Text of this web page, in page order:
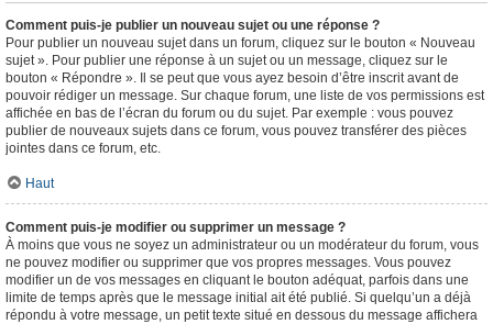
Comment puis-je publier un nouveau sujet ou une réponse ?
Pour publier un nouveau sujet dans un forum, cliquez sur le bouton « Nouveau
sujet ». Pour publier une réponse à un sujet ou un message, cliquez sur le
bouton « Répondre ». Il se peut que vous ayez besoin d’être inscrit avant de
pouvoir rédiger un message. Sur chaque forum, une liste de vos permissions est
affichée en bas de l’écran du forum ou du sujet. Par exemple : vous pouvez
publier de nouveaux sujets dans ce forum, vous pouvez transférer des pièces
jointes dans ce forum, etc.
Haut
Comment puis-je modifier ou supprimer un message ?
À moins que vous ne soyez un administrateur ou un modérateur du forum, vous
ne pouvez modifier ou supprimer que vos propres messages. Vous pouvez
modifier un de vos messages en cliquant le bouton adéquat, parfois dans une
limite de temps après que le message initial ait été publié. Si quelqu’un a déjà
répondu à votre message, un petit texte situé en dessous du message affichera